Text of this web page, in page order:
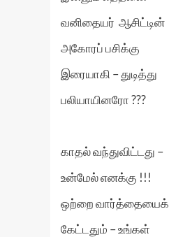
வனிதையர் ஆசிட்டின்
அகோரப் பசிக்கு
இரையாகி – துடித்து
பலியாயினரோ ???
காதல் வந்துவிட்டது –
உன்மேல் எனக்கு !!!
ஒற்றை வார்த்தையைக்
கேட்டதும் – உங்கள்